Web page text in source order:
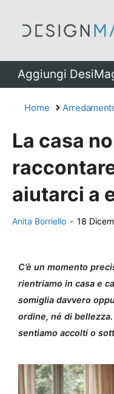
Aggiungi
Home
La casa
aiutarci a
Anita Borriello - 18
C’è un momento
rientriamo in casa e
somiglia davvero
ordine, né di
sentiamo accolti o